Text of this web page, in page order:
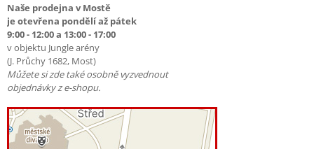
Naše prodejna v Mostě
je otevřena pondělí až pátek
9:00 - 12:00 a 13:00 - 17:00
v objektu Jungle arény
(J. Průchy 1682, Most)
Můžete si zde také osobně vyzvednout
objednávky z e-shopu.